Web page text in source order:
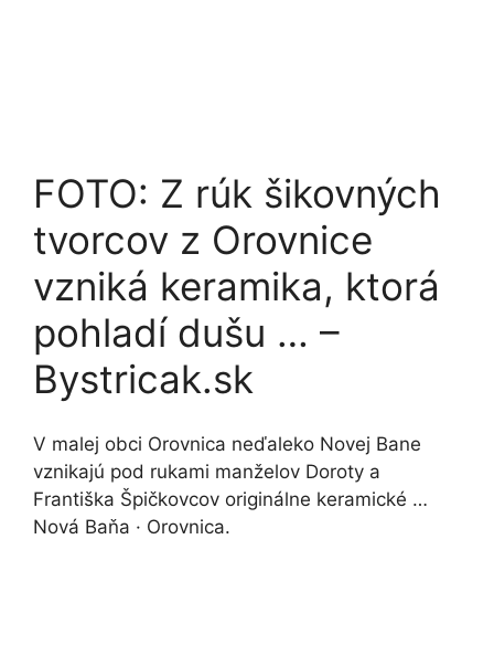
FOTO: Z rúk šikovných
tvorcov z Orovnice
vzniká keramika, ktorá
pohladí dušu … –
Bystricak.sk
V malej obci Orovnica neďaleko Novej Bane
vznikajú pod rukami manželov Doroty a
Františka Špičkovcov originálne keramické …
Nová Baňa · Orovnica.